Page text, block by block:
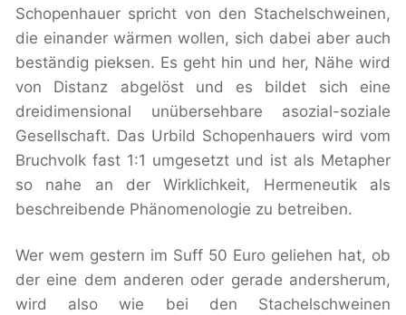
Schopenhauer spricht von den Stachelschweinen,
die einander wärmen wollen, sich dabei aber auch
beständig pieksen. Es geht hin und her, Nähe wird
von Distanz abgelöst und es bildet sich eine
dreidimensional unübersehbare asozial-soziale
Gesellschaft. Das Urbild Schopenhauers wird vom
Bruchvolk fast 1:1 umgesetzt und ist als Metapher
so nahe an der Wirklichkeit, Hermeneutik als
beschreibende Phänomenologie zu betreiben.
Wer wem gestern im Suff 50 Euro geliehen hat, ob
der eine dem anderen oder gerade andersherum,
wird also wie bei den Stachelschweinen